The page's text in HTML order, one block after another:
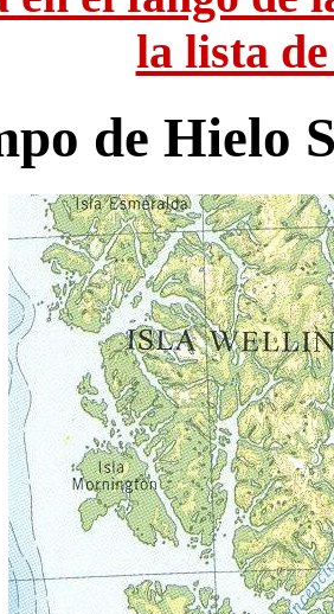
la lista
de Hielo